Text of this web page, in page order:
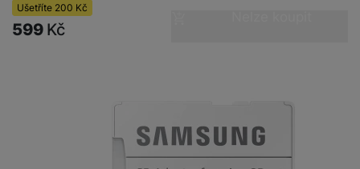
Ušetříte 200 Kč
599 Kč